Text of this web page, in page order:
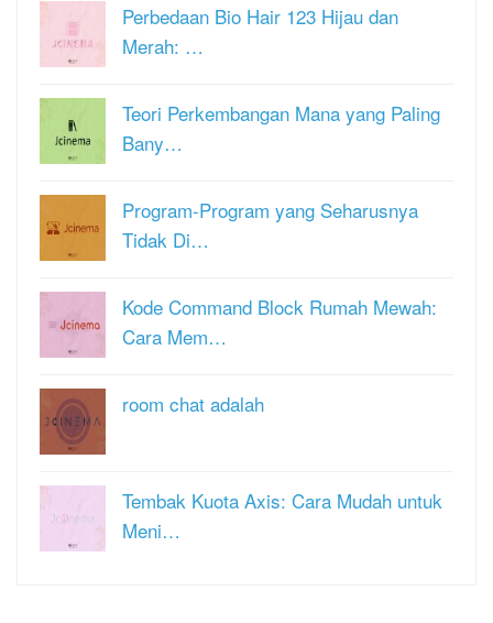
Perbedaan Bio Hair 123 Hijau dan
Merah: …
Teori Perkembangan Mana yang Paling
Bany…
Program-Program yang Seharusnya
Tidak Di…
Kode Command Block Rumah Mewah:
Cara Mem…
room chat adalah
Tembak Kuota Axis: Cara Mudah untuk
Meni…